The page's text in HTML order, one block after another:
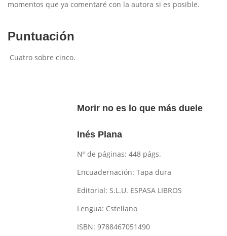
momentos que ya comentaré con la autora si es posible.
Puntuación
Cuatro sobre cinco.
Morir no es lo que más duele
Inés Plana
Nº de páginas: 448 págs.
Encuadernación: Tapa dura
Editorial: S.L.U. ESPASA LIBROS
Lengua: Cstellano
ISBN: 9788467051490